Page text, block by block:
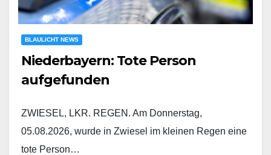
BLAULICHT NEWS
Niederbayern: Tote Person
aufgefunden
ZWIESEL, LKR. REGEN. Am Donnerstag,
05.08.2026, wurde in Zwiesel im kleinen Regen eine
tote Person…